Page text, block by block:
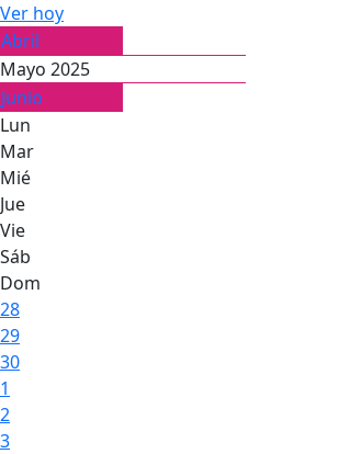
Ver hoy
Abril
Mayo 2025
Junio
Lun
Mar
Mié
Jue
Vie
Sáb
Dom
28
29
30
1
2
3